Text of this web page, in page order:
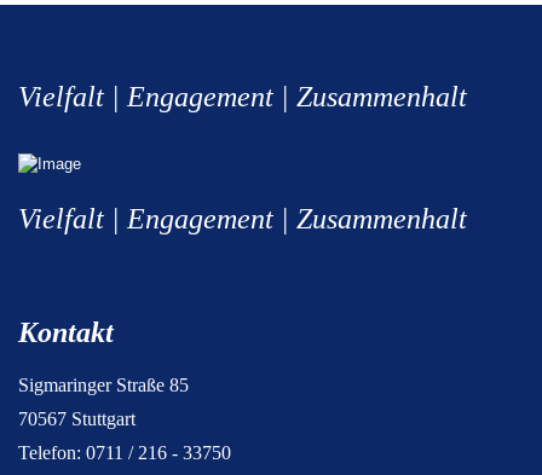
Vielfalt | Engagement | Zusammenhalt
Vielfalt | Engagement | Zusammenhalt
Kontakt
Sigmaringer Straße 85
70567 Stuttgart
Telefon: 0711 / 216 - 33750